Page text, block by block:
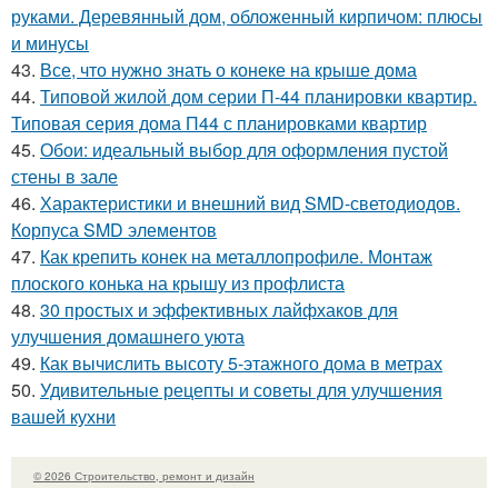
руками. Деревянный дом, обложенный кирпичом: плюсы
и минусы
43. Все, что нужно знать о конеке на крыше дома
44. Типовой жилой дом серии П-44 планировки квартир.
Типовая серия дома П44 с планировками квартир
45. Обои: идеальный выбор для оформления пустой
стены в зале
46. Характеристики и внешний вид SMD-светодиодов.
Корпуса SMD элементов
47. Как крепить конек на металлопрофиле. Монтаж
плоского конька на крышу из профлиста
48. 30 простых и эффективных лайфхаков для
улучшения домашнего уюта
49. Как вычислить высоту 5-этажного дома в метрах
50. Удивительные рецепты и советы для улучшения
вашей кухни
© 2026 Строительство, ремонт и дизайн